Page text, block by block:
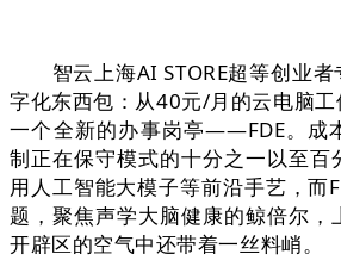
智云上海AI STORE超等创业者
字化东西包：从40元/月的云电脑
一个全新的办事岗亭——FDE。成
制正在保守模式的十分之一以至百
用人工智能大模子等前沿手艺，而
题，聚焦声学大脑健康的鲸倍尔，
开辟区的空气中还带着一丝料峭。